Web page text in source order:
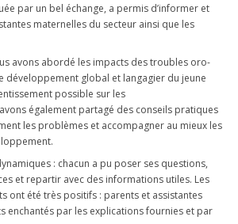
par un bel échange, a permis d’informer et
maternelles du secteur ainsi que les
avons abordé les impacts des troubles oro-
développement global et langagier du jeune
possible sur les
également partagé des conseils pratiques
les problèmes et accompagner au mieux les
: chacun a pu poser ses questions,
et repartir avec des informations utiles. Les
ont été très positifs : parents et assistantes
enchantés par les explications fournies et par